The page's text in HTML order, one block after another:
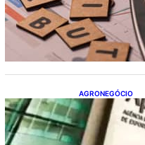
Após
Receita
Tributária
AGRONEGÓCIO
Outlook
inovação
agronegócio